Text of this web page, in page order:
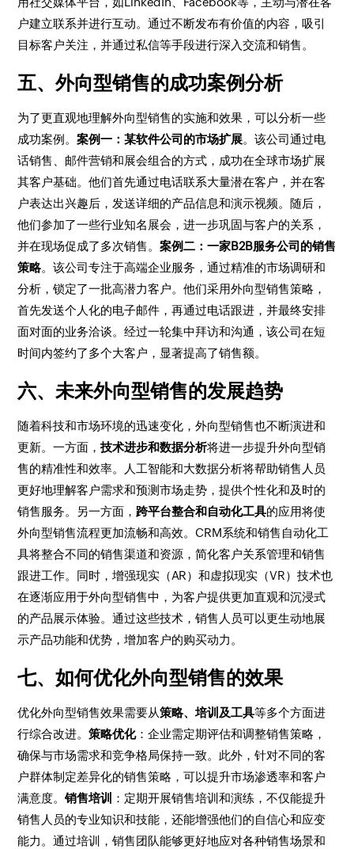
户建立联系并进行互动。通过不断发布有价值的内容，吸引
目标客户关注，并通过私信等手段进行深入交流和销售。
五、外向型销售的成功案例分析
为了更直观地理解外向型销售的实施和效果，可以分析一些
成功案例。案例一：某软件公司的市场扩展。该公司通过电
话销售、邮件营销和展会组合的方式，成功在全球市场扩展
其客户基础。他们首先通过电话联系大量潜在客户，并在客
户表达出兴趣后，发送详细的产品信息和演示视频。随后，
他们参加了一些行业知名展会，进一步巩固与客户的关系，
并在现场促成了多次销售。案例二：一家B2B服务公司的销售
策略。该公司专注于高端企业服务，通过精准的市场调研和
分析，锁定了一批高潜力客户。他们采用外向型销售策略，
首先发送个人化的电子邮件，再通过电话跟进，并最终安排
面对面的业务洽谈。经过一轮集中拜访和沟通，该公司在短
时间内签约了多个大客户，显著提高了销售额。
六、未来外向型销售的发展趋势
随着科技和市场环境的迅速变化，外向型销售也不断演进和
更新。一方面，技术进步和数据分析将进一步提升外向型销
售的精准性和效率。人工智能和大数据分析将帮助销售人员
更好地理解客户需求和预测市场走势，提供个性化和及时的
销售服务。另一方面，跨平台整合和自动化工具的应用将使
外向型销售流程更加流畅和高效。CRM系统和销售自动化工
具将整合不同的销售渠道和资源，简化客户关系管理和销售
跟进工作。同时，增强现实（AR）和虚拟现实（VR）技术也
在逐渐应用于外向型销售中，为客户提供更加直观和沉浸式
的产品展示体验。通过这些技术，销售人员可以更生动地展
示产品功能和优势，增加客户的购买动力。
七、如何优化外向型销售的效果
优化外向型销售效果需要从策略、培训及工具等多个方面进
行综合改进。策略优化：企业需定期评估和调整销售策略，
确保与市场需求和竞争格局保持一致。此外，针对不同的客
户群体制定差异化的销售策略，可以提升市场渗透率和客户
满意度。销售培训 ：定期开展销售培训和演练，不仅能提升
销售人员的专业知识和技能，还能增强他们的自信心和应变
能力。通过培训，销售团队能够更好地应对各种销售场景和